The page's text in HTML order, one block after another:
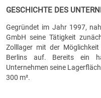
GESCHICHTE DES
Gegründet im Jahr 1997,
GmbH seine Tätigkeit
Zolllager mit der
Berlins auf. Bereits ein
Unternehmen seine
300 m².